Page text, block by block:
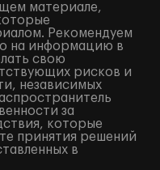
материале,
Рекомендуем
на информацию в
свою
рисков и
независимых
за
которые
принятия решений
в